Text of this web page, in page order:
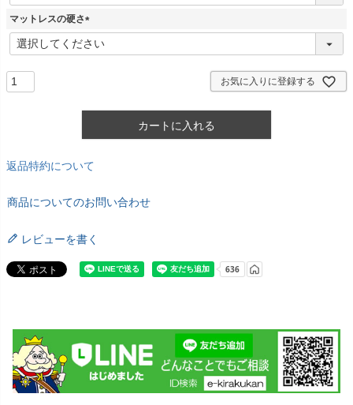
マットレスの硬さ
(
必
お気に入りに登録する
カートに入れる
返品特約について
商品についてのお問い合わせ
レビューを書く